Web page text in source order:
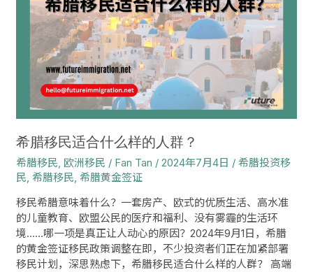
希腊移民适合什么样的人群？
希腊移民, 欧洲移民 / Fan Tan /2024年7月4日 / 希腊投资移
民, 希腊移民, 希腊黄金签证
移民希腊意味着什么？一套房产、欧式的优质生活、高水准
的儿童教育、欧盟公民的医疗和福利、没有雾霾的生活环
境……哪一项是真正让人动心的原因？2024年9月1日，希腊
的黄金签证移民政策调整在即，不少投资者们正在加紧部署
移民计划，深思熟虑下，希腊移民适合什么样的人群？ 高端
人
群？